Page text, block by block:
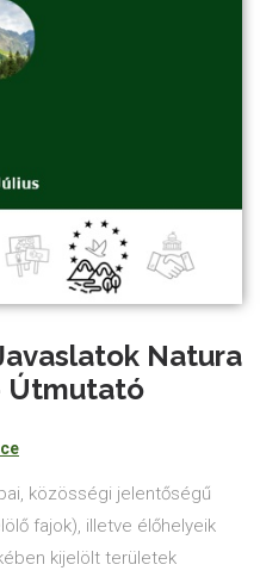
Natura
Útmutató
közösségi jelentőségű
fajok), illetve élőhelyeik
kijelölt területek